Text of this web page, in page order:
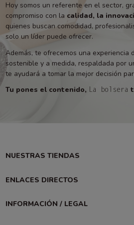
Hoy somos un referente en el sector,
compromiso con la calidad, la
quienes buscan comodidad,
solo un líder puede ofrecer.
Además, te ofrecemos una experiencia
sostenible y a medida, respaldada por
te ayudará a tomar la mejor decisión
Tu pones el contenido, La bolsera
NUESTRAS TIENDAS
ENLACES DIRECTOS
INFORMACIÓN / LEGAL